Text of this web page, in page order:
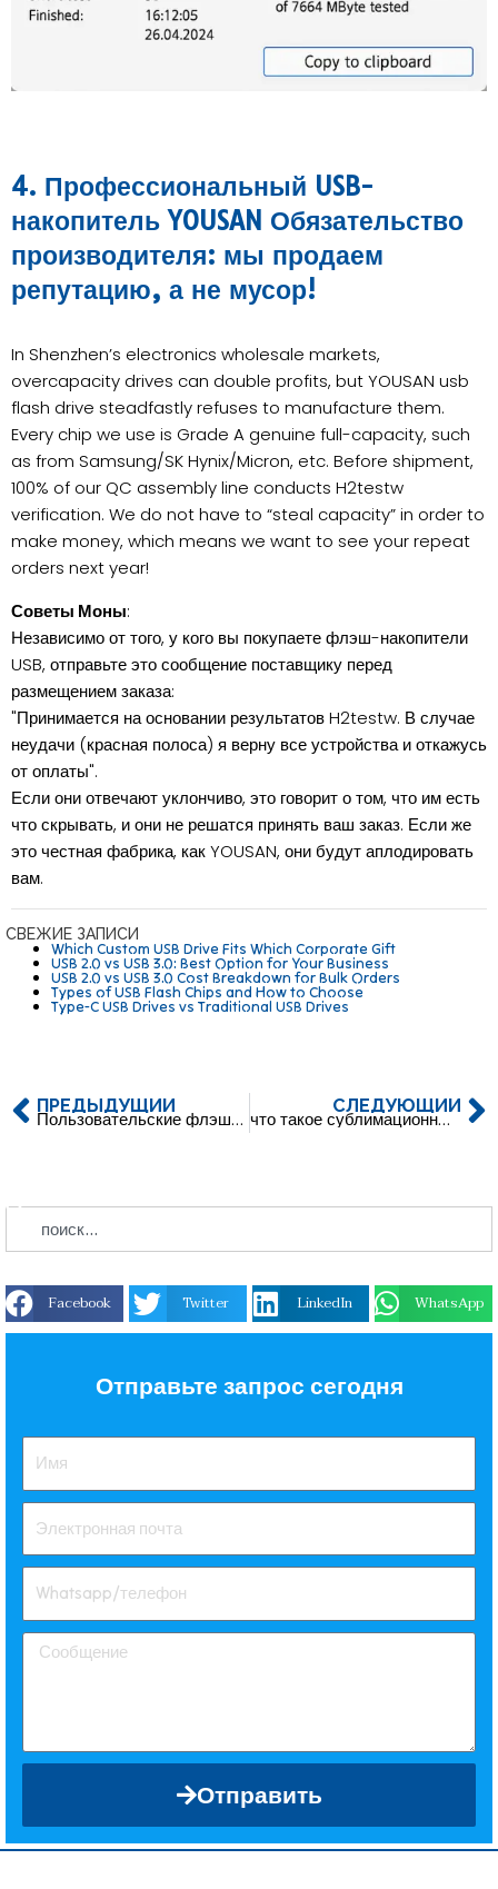
4. Профессиональный USB-
накопитель YOUSAN Обязательство
производителя: мы продаем
репутацию, а не мусор!
In Shenzhen’s electronics wholesale markets,
overcapacity drives can double profits, but YOUSAN usb
flash drive steadfastly refuses to manufacture them.
Every chip we use is Grade A genuine full-capacity, such
as from Samsung/SK Hynix/Micron, etc. Before shipment,
100% of our QC assembly line conducts H2testw
verification. We do not have to “steal capacity” in order to
make money, which means we want to see your repeat
orders next year!
Советы Моны:
Независимо от того, у кого вы покупаете флэш-накопители
USB, отправьте это сообщение поставщику перед
размещением заказа:
"Принимается на основании результатов H2testw. В случае
неудачи (красная полоса) я верну все устройства и откажусь
от оплаты".
Если они отвечают уклончиво, это говорит о том, что им есть
что скрывать, и они не решатся принять ваш заказ. Если же
это честная фабрика, как YOUSAN, они будут аплодировать
вам.
СВЕЖИЕ ЗАПИСИ
Which Custom USB Drive Fits Which Corporate Gift
USB 2.0 vs USB 3.0: Best Option for Your Business
USB 2.0 vs USB 3.0 Cost Breakdown for Bulk Orders
Types of USB Flash Chips and How to Choose
Type-C USB Drives vs Traditional USB Drives
ПРЕДЫДУЩИЙ Пользовательские флэш-накопители с логотипом компании СЛЕДУЮЩИЙ
что такое сублимационные флешки？
Facebook Twitter LinkedIn WhatsApp
Отправьте запрос сегодня
Отправить